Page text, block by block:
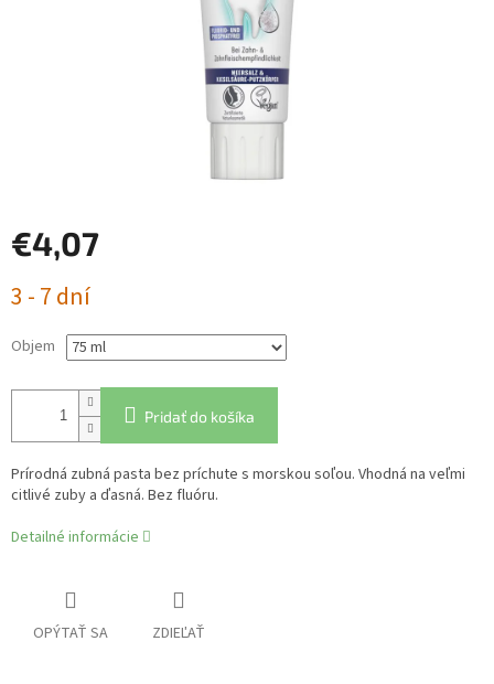
€4,07
cena:
3 - 7 dní
Objem
Pridať do košíka
Prírodná zubná pasta bez príchute s morskou soľou. Vhodná na veľmi
citlivé zuby a ďasná. Bez fluóru.
Detailné informácie
OPÝTAŤ SA ZDIEĽAŤ